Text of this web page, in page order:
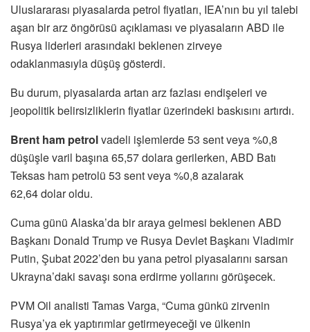
Uluslararası piyasalarda petrol fiyatları, IEA’nın bu yıl talebi
aşan bir arz öngörüsü açıklaması ve piyasaların ABD ile
Rusya liderleri arasındaki beklenen zirveye
odaklanmasıyla düşüş gösterdi.
Bu durum, piyasalarda artan arz fazlası endişeleri ve
jeopolitik belirsizliklerin fiyatlar üzerindeki baskısını artırdı.
Brent ham petrolvadeli işlemlerde 53 sent veya %0,8
düşüşle varil başına 65,57 dolara gerilerken, ABD Batı
Teksas ham petrolü 53 sent veya %0,8 azalarak
62,64 dolar oldu.
Cuma günü Alaska’da bir araya gelmesi beklenen ABD
Başkanı Donald Trump ve Rusya Devlet Başkanı Vladimir
Putin, Şubat 2022’den bu yana petrol piyasalarını sarsan
Ukrayna’daki savaşı sona erdirme yollarını görüşecek.
PVM Oil analisti Tamas Varga, “Cuma günkü zirvenin
Rusya’ya ek yaptırımlar getirmeyeceği ve ülkenin